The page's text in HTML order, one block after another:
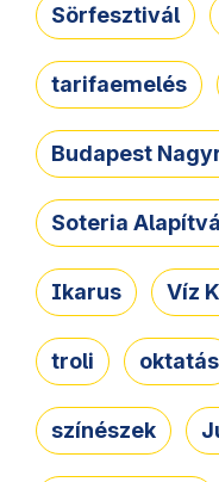
Sörfesztivál
tarifaemelés
Budapest
Soteria
Ikarus Víz
troli oktatás
színészek